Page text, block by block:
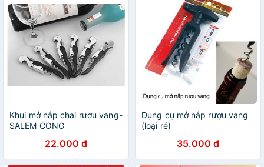
Khui mở nắp chai rượu vang-
SALEM CONG
22.000 đ
Dụng cụ mở nắp rượu vang
(loại rẻ)
35.000 đ